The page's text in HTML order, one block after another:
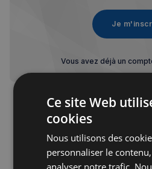
Je
Vous avez déjà un
Publicité
Ce site Web
cookies
Nous utilisons des
personnaliser le
analyser notre trafic.